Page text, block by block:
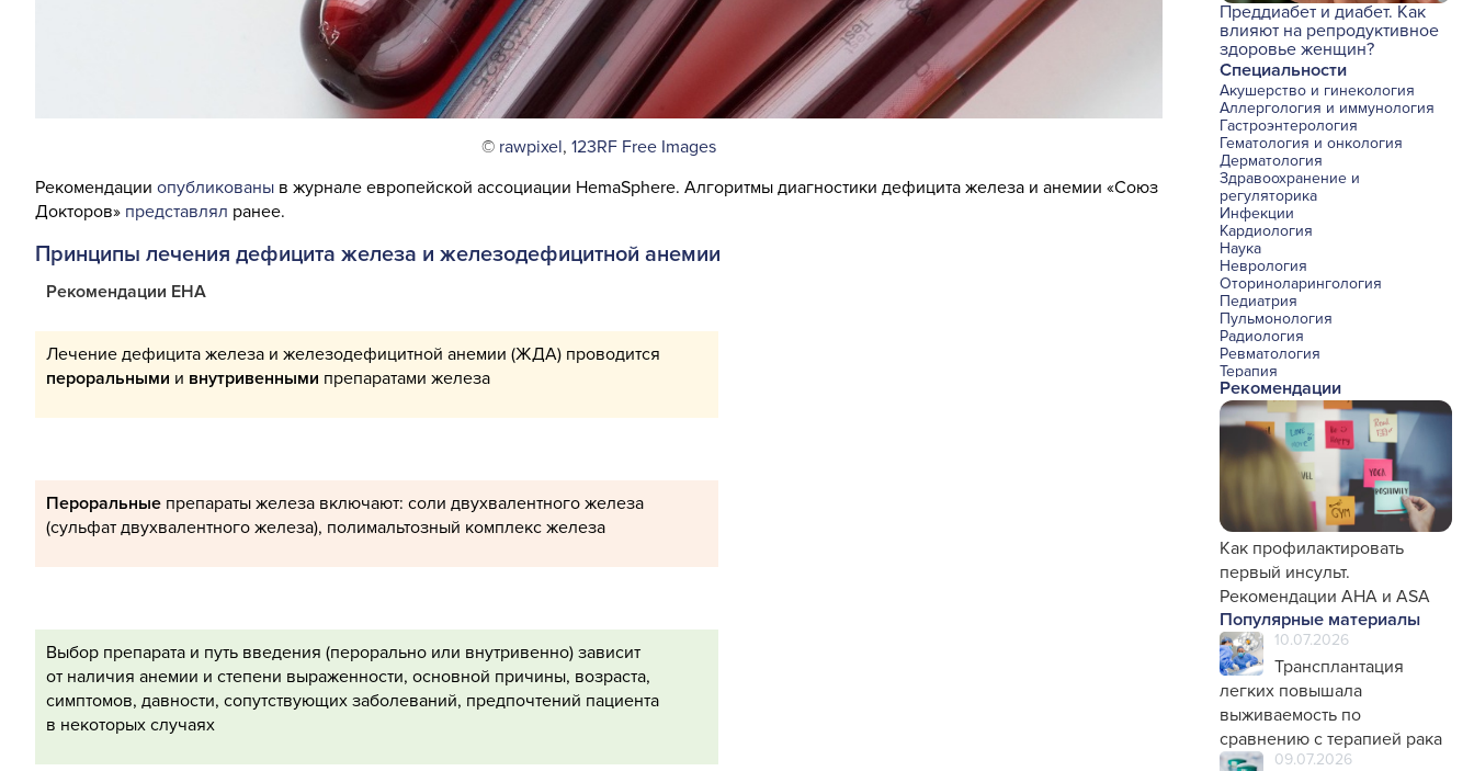
© rawpixel, 123RF Free Images
Рекомендации опубликованы в журнале европейской ассоциации HemaSphere. Алгоритмы диагностики дефицита железа и анемии «Союз
Докторов» представлял ранее.
Принципы лечения дефицита железа и железодефицитной анемии
Рекомендации EHA
Лечение дефицита железа и железодефицитной анемии (ЖДА) проводится
пероральными и внутривенными препаратами железа
Пероральные препараты железа включают: соли двухвалентного железа
(сульфат двухвалентного железа), полимальтозный комплекс железа
Выбор препарата и путь введения (перорально или внутривенно) зависит
от наличия анемии и степени выраженности, основной причины, возраста,
симптомов, давности, сопутствующих заболеваний, предпочтений пациента
в некоторых случаях
Преддиабет и диабет. Как
влияют на репродуктивное
здоровье женщин?
Специальности
Акушерство и гинекология
Аллергология и иммунология
Гастроэнтерология
Гематология и онкология
Дерматология
Здравоохранение и
регуляторика
Инфекции
Кардиология
Наука
Неврология
Оториноларингология
Педиатрия
Пульмонология
Радиология
Ревматология
Терапия
Урология и нефрология
Фармакология
Хирургия с реаниматологией
Эндокринология
Психиатрия
Офтальмология
Эндоскопия
Стоматология
Травматология и ортопедия
Генетика
Фтизиатрия
Рекомендации
Как профилактировать
первый инсульт.
Рекомендации AHA и ASA
Популярные материалы
10.07.2026
Трансплантация
легких повышала
выживаемость по
сравнению с терапией рака
09.07.2026